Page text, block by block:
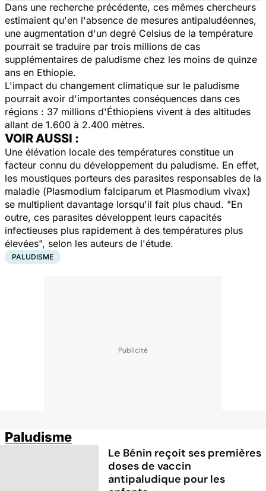
Dans une recherche précédente, ces mêmes chercheurs
estimaient qu'en l'absence de mesures antipaludéennes,
une augmentation d'un degré Celsius de la température
pourrait se traduire par trois millions de cas
supplémentaires de paludisme chez les moins de quinze
ans en Ethiopie.
L'impact du changement climatique sur le paludisme
pourrait avoir d'importantes conséquences dans ces
régions : 37 millions d'Éthiopiens vivent à des altitudes
allant de 1.600 à 2.400 mètres.
VOIR AUSSI :
Une élévation locale des températures constitue un
facteur connu du développement du paludisme. En effet,
les moustiques porteurs des parasites responsables de la
maladie (Plasmodium falciparum et Plasmodium vivax)
se multiplient davantage lorsqu'il fait plus chaud. "En
outre, ces parasites développent leurs capacités
infectieuses plus rapidement à des températures plus
élevées", selon les auteurs de l'étude.
PALUDISME
Paludisme
Le Bénin reçoit ses premières
doses de vaccin
antipaludique pour les